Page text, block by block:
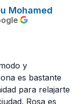
Mohamed
y
es bastante
para relajarte
Rosa es